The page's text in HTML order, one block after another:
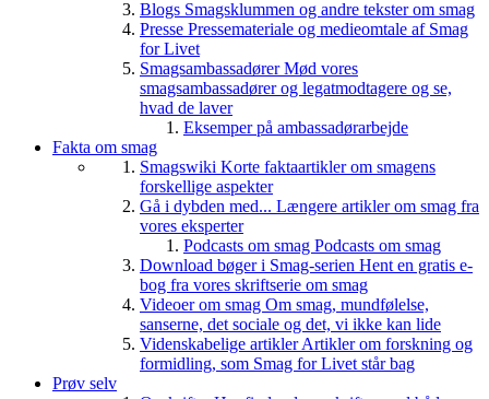
Blogs Smagsklummen og andre tekster om smag
Presse Pressemateriale og medieomtale af Smag
for Livet
SmagsambassadørerMød vores
smagsambassadører og legatmodtagere og se,
hvad de laver
Eksemper på ambassadørarbejde
Fakta om smag
Smagswiki Korte faktaartikler om smagens
forskellige aspekter
Gå i dybden med... Længere artikler om smag fra
vores eksperter
Podcasts om smag Podcasts om smag
Download bøger i Smag-serien Hent en gratis e-
bog fra vores skriftserie om smag
Videoer om smag Om smag, mundfølelse,
sanserne, det sociale og det, vi ikke kan lide
Videnskabelige artiklerArtikler om forskning og
formidling, som Smag for Livet står bag
Prøv selv